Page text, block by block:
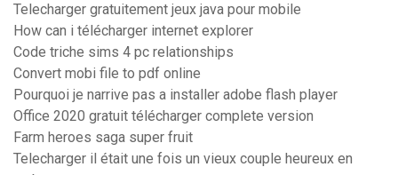
Telecharger gratuitement jeux java pour mobile
How can i télécharger internet explorer
Code triche sims 4 pc relationships
Convert mobi file to pdf online
Pourquoi je narrive pas a installer adobe flash player
Office 2020 gratuit télécharger complete version
Farm heroes saga super fruit
Telecharger il était une fois un vieux couple heureux en